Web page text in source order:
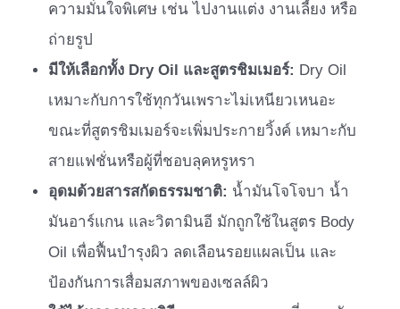
ความมั่นใจพิเศษ เช่น ไปงานแต่ง งานเลี้ยง หรือ
ถ่ายรูป
มีให้เลือกทั้ง Dry Oil และสูตรชิมเมอร์: Dry Oil
เหมาะกับการใช้ทุกวันเพราะไม่เหนียวเหนอะ
ขณะที่สูตรชิมเมอร์จะเพิ่มประกายวิ้งค์ เหมาะกับ
สายแฟชั่นหรือผู้ที่ชอบลุคหรูหรา
อุดมด้วยสารสกัดธรรมชาติ: น้ำมันโจโจบา น้ำ
มันอาร์แกน และวิตามินอี มักถูกใช้ในสูตร Body
Oil เพื่อฟื้นบำรุงผิว ลดเลือนรอยแผลเป็น และ
ป้องกันการเสื่อมสภาพของเซลล์ผิว